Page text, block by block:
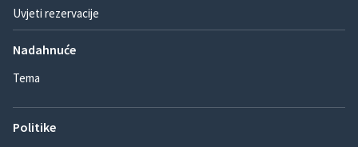
Uvjeti rezervacije
Nadahnuće
Tema
Politike